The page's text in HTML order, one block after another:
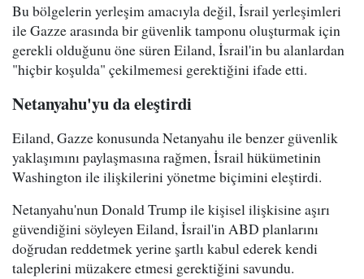
Bu bölgelerin yerleşim amacıyla değil, İsrail yerleşimleri
ile Gazze arasında bir güvenlik tamponu oluşturmak için
gerekli olduğunu öne süren Eiland, İsrail'in bu alanlardan
"hiçbir koşulda" çekilmemesi gerektiğini ifade etti.
Netanyahu'yu da eleştirdi
Eiland, Gazze konusunda Netanyahu ile benzer güvenlik
yaklaşımını paylaşmasına rağmen, İsrail hükümetinin
Washington ile ilişkilerini yönetme biçimini eleştirdi.
Netanyahu'nun Donald Trump ile kişisel ilişkisine aşırı
güvendiğini söyleyen Eiland, İsrail'in ABD planlarını
doğrudan reddetmek yerine şartlı kabul ederek kendi
taleplerini müzakere etmesi gerektiğini savundu.